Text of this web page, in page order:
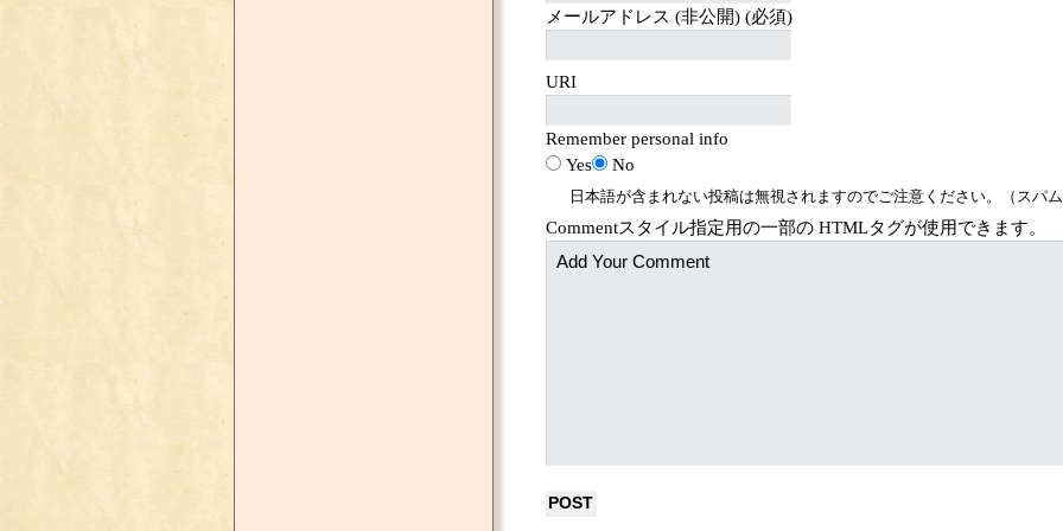
メールアドレス (非公開) (必須)
URI
Remember personal info
Yes
No
日本語が含まれない投稿は無視されますのでご注意ください。（スパ
Commentスタイル指定用の一部の HTMLタグが使用できます。